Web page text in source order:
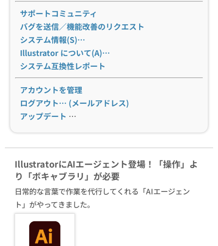
サポートコミュニティ
バグを送信／機能改善のリクエスト
システム情報(S)…
Illustrator について(A)…
システム互換性レポート
アカウントを管理
ログアウト… (メールアドレス)
アップデート …
IllustratorにAIエージェント登場！「操作」よ
り「ボキャブラリ」が必要
日常的な言葉で作業を代行してくれる「AIエージェン
ト」がやってきました。